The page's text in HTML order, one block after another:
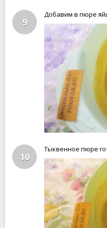
9
Добавим в пюре
10
Тыквенное пюре